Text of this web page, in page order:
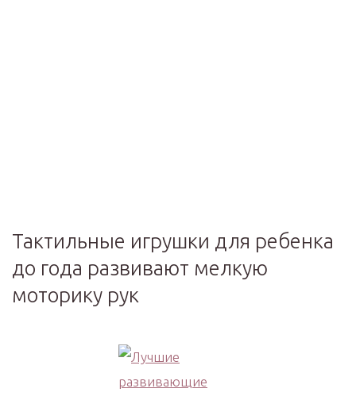
Тактильные игрушки для ребенка
до года развивают мелкую
моторику рук